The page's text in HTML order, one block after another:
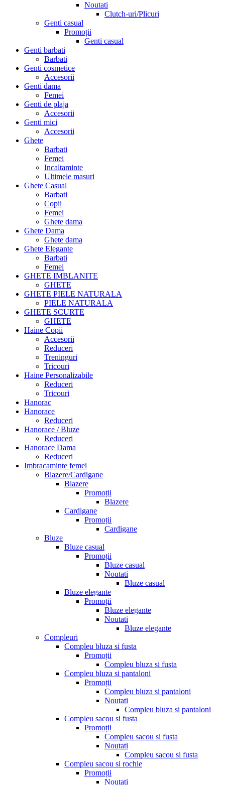
Noutati
Clutch-uri/Plicuri
Genti casual
Promoții
Genti casual
Genti barbati
Barbati
Genti cosmetice
Accesorii
Genti dama
Femei
Genti de plaja
Accesorii
Genti mici
Accesorii
Ghete
Barbati
Femei
Incaltaminte
Ultimele masuri
Ghete Casual
Barbati
Copii
Femei
Ghete dama
Ghete Dama
Ghete dama
Ghete Elegante
Barbati
Femei
GHETE IMBLANITE
GHETE
GHETE PIELE NATURALA
PIELE NATURALA
GHETE SCURTE
GHETE
Haine Copii
Accesorii
Reduceri
Treninguri
Tricouri
Haine Personalizabile
Reduceri
Tricouri
Hanorac
Hanorace
Reduceri
Hanorace / Bluze
Reduceri
Hanorace Dama
Reduceri
Imbracaminte femei
Blazere/Cardigane
Blazere
Promoții
Blazere
Cardigane
Promoții
Cardigane
Bluze
Bluze casual
Promoții
Bluze casual
Noutati
Bluze casual
Bluze elegante
Promoții
Bluze elegante
Noutati
Bluze elegante
Compleuri
Compleu bluza si fusta
Promoții
Compleu bluza si fusta
Compleu bluza si pantaloni
Promoții
Compleu bluza si pantaloni
Noutati
Compleu bluza si pantaloni
Compleu sacou si fusta
Promoții
Compleu sacou si fusta
Noutati
Compleu sacou si fusta
Compleu sacou si rochie
Promoții
Noutati